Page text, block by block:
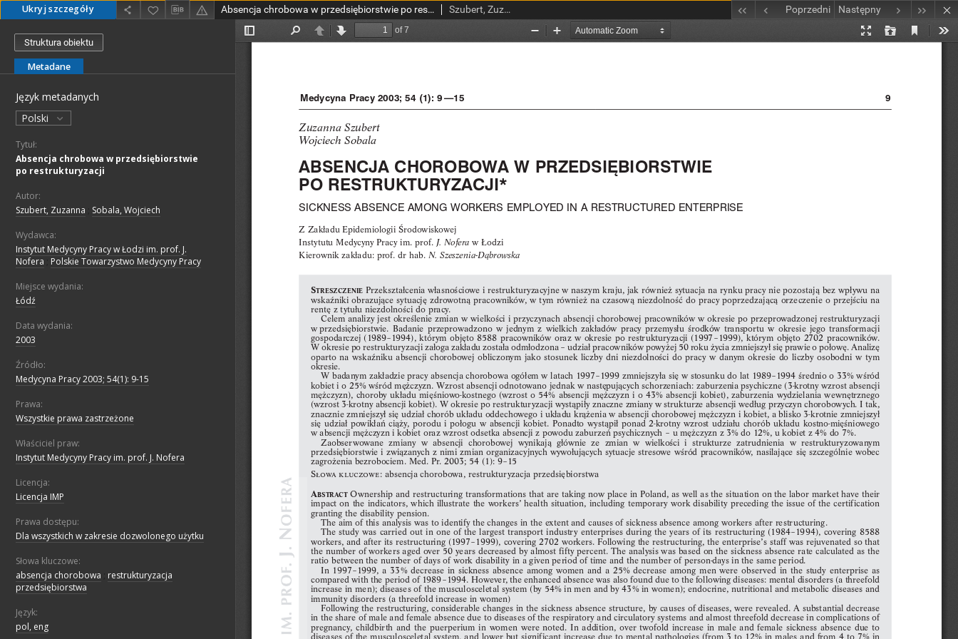
Ukryj szczegóły Absencja chrobowa w przedsiębiorstwie po restrukturyzacji Szubert, Zuzanna; Sobala, Wojciech Poprzedni Następny
Struktura obiektu
Metadane
Język metadanych
Polski
Tytuł:
Absencja chrobowa w przedsiębiorstwie
po restrukturyzacji
Autor:
Szubert, Zuzanna
Sobala, Wojciech
Wydawca:
Instytut Medycyny Pracy w Łodzi im. prof. J.
Nofera
Polskie Towarzystwo Medycyny Pracy
Miejsce wydania:
Łódź
Data wydania:
2003
Źródło:
Medycyna Pracy 2003; 54(1): 9-15
Prawa:
Wszystkie prawa zastrzeżone
Właściciel praw:
Instytut Medycyny Pracy im. prof. J. Nofera
Licencja:
Licencja IMP
Prawa dostępu:
Dla wszystkich w zakresie dozwolonego użytku
Słowa kluczowe:
absencja chorobowa
restrukturyzacja
przedsiębiorstwa
Język:
pol, eng